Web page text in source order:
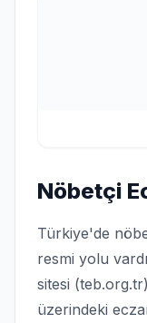
Nöbetçi
Türkiye'de
resmi yolu
sitesi
üzerindeki